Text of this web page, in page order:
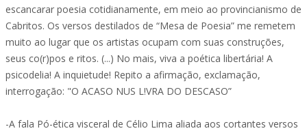
escancarar poesia cotidianamente, em meio ao provincianismo de
Cabritos. Os versos destilados de “Mesa de Poesia” me remetem
muito ao lugar que os artistas ocupam com suas construções,
seus co(r)pos e ritos. (...) No mais, viva a poética libertária! A
psicodelia! A inquietude! Repito a afirmação, exclamação,
interrogação: "O ACASO NUS L!VRA DO DESCASO”
-A fala Pó-ética visceral de Célio Lima aliada aos cortantes versos